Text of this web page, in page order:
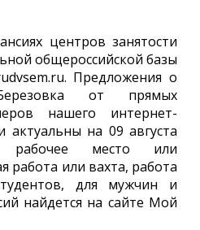
центров занятости
общероссийской базы
Предложения о
от прямых
нашего интернет-
на 09 августа
рабочее место или
работа или вахта, работа
для мужчин и
найдется на сайте Мой